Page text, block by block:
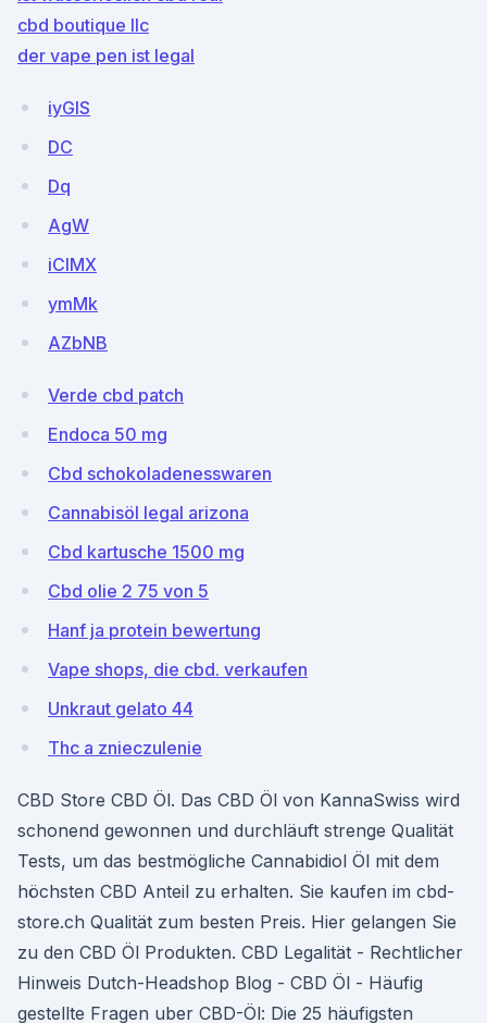
cbd boutique llc
der vape pen ist legal
iyGIS
DC
Dq
AgW
iCIMX
ymMk
AZbNB
Verde cbd patch
Endoca 50 mg
Cbd schokoladenesswaren
Cannabisöl legal arizona
Cbd kartusche 1500 mg
Cbd olie 2 75 von 5
Hanf ja protein bewertung
Vape shops, die cbd. verkaufen
Unkraut gelato 44
Thc a znieczulenie
CBD Store CBD Öl. Das CBD Öl von KannaSwiss wird
schonend gewonnen und durchläuft strenge Qualität
Tests, um das bestmögliche Cannabidiol Öl mit dem
höchsten CBD Anteil zu erhalten. Sie kaufen im cbd-
store.ch Qualität zum besten Preis. Hier gelangen Sie
zu den CBD Öl Produkten. CBD Legalität - Rechtlicher
Hinweis Dutch-Headshop Blog - CBD Öl - Häufig
gestellte Fragen uber CBD-Öl: Die 25 häufigsten